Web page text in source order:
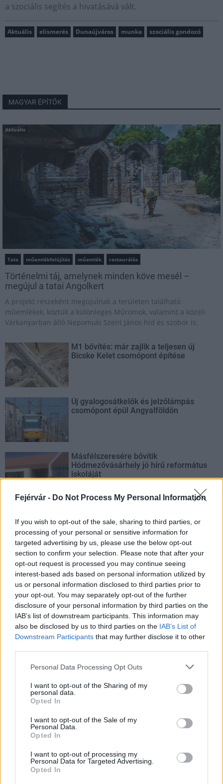
Fejérvár - Do Not Process My Personal Information
If you wish to opt-out of the sale, sharing to third parties, or
processing of your personal or sensitive information for
targeted advertising by us, please use the below opt-out
section to confirm your selection. Please note that after your
opt-out request is processed you may continue seeing
interest-based ads based on personal information utilized by
us or personal information disclosed to third parties prior to
your opt-out. You may separately opt-out of the further
disclosure of your personal information by third parties on the
IAB’s list of downstream participants. This information may
also be disclosed by us to third parties on the IAB’s List of
Downstream Participants that may further disclose it to other
Please note that this website/app uses one or more Google
not limited to your visit or usage behaviour. You may click to
grant or deny consent to Google and its third-party tags to
use your data for below specified purposes in below Google
consent section.
Personal Data Processing Opt Outs
I want to opt-out of the Sharing of my
personal data.
Opted In
I want to opt-out of the Sale of my
Personal Data.
Opted In
I want to opt-out of processing my
Personal Data for Targeted Advertising.
Opted In
a szociális segítés a hivatásává vált.
Aktuális elismerés Dunaújváros munka szociális gondozó
MAGYAR ÉPÍTŐK
Aktuális
Tata műemlékfelújítás műemlék restaurálás
Történelmi táj, amelynek minden köve mesél –
megújul a tatai Angolkert
A projekt részeként megújulnak a területen található
műemlékek, köztük a különleges Műromok, valamint a közeli
Várkanyarban álló Nepomuki Szent János híd és szobor is.
M1 bővítés: már zajlik a teljesen új
Bicske Kelet csomópont építése
Új gyalogosátkelők és jelzőlámpás
csomópont épül Angyalföldön
Másfélszeresére bővítik
Hódmezővásárhely jó hírű református
iskoláját
Flórián téri felüljárón
AJÁNLJUK MÉG
Aktuális
Paks II.: Mit jelent az 5. blokk új mérföldköve a